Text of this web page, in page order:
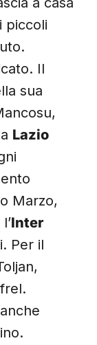
piccoli
Il
sua
Lazio
Marzo,
Inter
Per il